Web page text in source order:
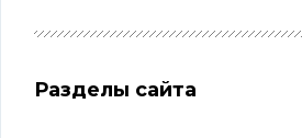
Разделы сайта